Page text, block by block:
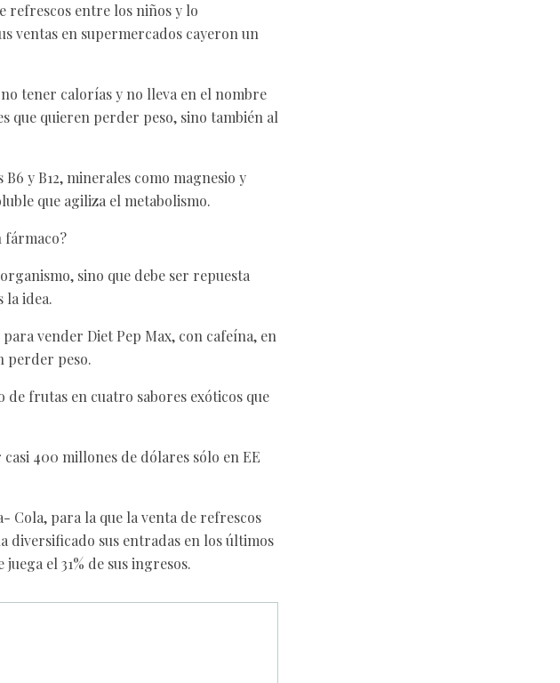
refrescos entre los niños y lo
ventas en supermercados cayeron un
tener calorías y no lleva en el nombre
que quieren perder peso, sino también al
y B12, minerales como magnesio y
que agiliza el metabolismo.
fármaco?
sino que debe ser repuesta
la idea.
vender Diet Pep Max, con cafeína, en
perder peso.
de frutas en cuatro sabores exóticos que
400 millones de dólares sólo en EE
Cola, para la que la venta de refrescos
diversificado sus entradas en los últimos
el 31% de sus ingresos.